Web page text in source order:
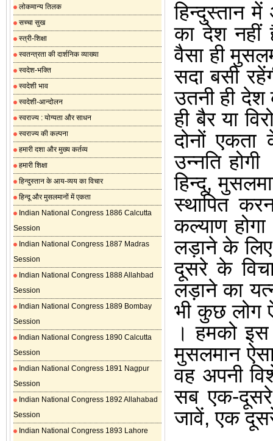
लोकमान्य तिलक
सच्चा सुख
स्त्री-शिक्षा
स्वतन्त्रता की दार्शनिक व्याख्या
स्वदेश-भक्ति
स्वदेशी भाव
स्वदेशी-आन्दोलन
स्वराज्य : योग्यता और साधन
स्वराज्य की कल्पना
हमारी दशा और मुख्य कर्तव्य
हमारी शिक्षा
हिन्दुस्तान के आय-व्यय का विचार
हिन्दू और मुसलमानों में एकता
Indian National Congress 1886 Calcutta
Session
Indian National Congress 1887 Madras
Session
Indian National Congress 1888 Allahbad
Session
Indian National Congress 1889 Bombay
Session
Indian National Congress 1890 Calcutta
Session
Indian National Congress 1891 Nagpur
Session
Indian National Congress 1892 Allahabad
Session
Indian National Congress 1893 Lahore
हिन्दुस्तानमें
का देश नहीं
वैसा ही
सदा बसी
उतनी ही देश
ही बैर या
दोनों एकता
उन्नति होगी
हिन्दू,
स्थापित
कल्याण होगा
लड़ाने के लिए
दूसरे के
लड़ाने का
भी कुछ लोग
।हमको इस
मुसलमान
वह अपनी
सब एक-दूसरे
जावें,एक